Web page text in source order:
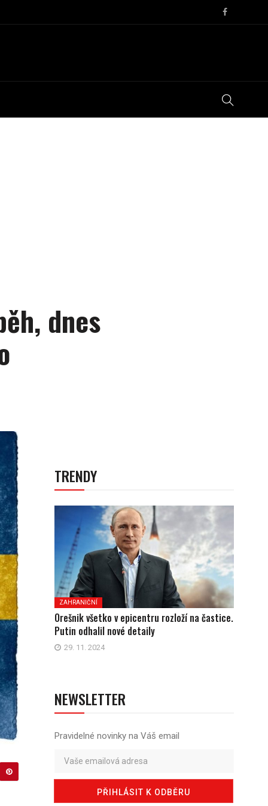
dnes
TRENDY
ZAHRANIČNÍ
Orešnik všetko v epicentru rozloží na častice.
Putin odhalil nové detaily
29. 11. 2024
NEWSLETTER
Pravidelné novinky na Váš email